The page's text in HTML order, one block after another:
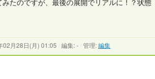
たのですが、最後の展開でリアルに！？状態
02月28日(月) 01:05 編集: - 管理:編集